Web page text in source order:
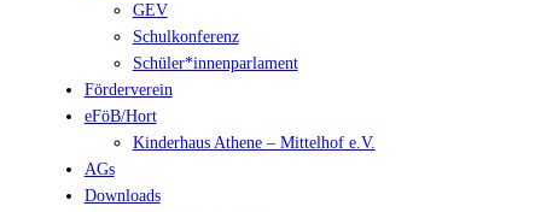
GEV
Schulkonferenz
Schüler*innenparlament
Förderverein
eFöB/Hort
Kinderhaus Athene – Mittelhof e.V.
AGs
Downloads